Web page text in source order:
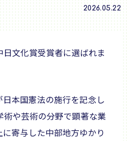
2026.05.22
文化賞受賞者に選ばれま
本国憲法の施行を記念し
術や芸術の分野で顕著な業
寄与した中部地方ゆかり